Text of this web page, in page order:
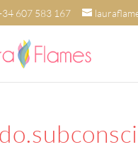
607 583 167